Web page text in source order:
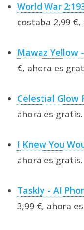
World War
costaba 2,99
Mawaz Yellow
€, ahora es
Celestial Glow
ahora es gratis.
I Knew You
ahora es gratis.
Taskly - AI
3,99 €, ahora